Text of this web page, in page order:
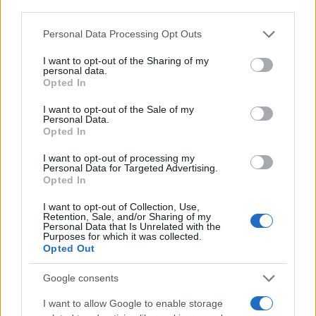
Please note that this website/app uses one or more Google
not limited to your visit or usage behaviour. You may click to
grant or deny consent to Google and its third-party tags to
use your data for below specified purposes in below Google
consent section.
Personal Data Processing Opt Outs
I want to opt-out of the Sharing of my
personal data.
Opted In
I want to opt-out of the Sale of my
Personal Data.
Opted In
I want to opt-out of processing my
Personal Data for Targeted Advertising.
Opted In
I want to opt-out of Collection, Use,
Retention, Sale, and/or Sharing of my
Personal Data that Is Unrelated with the
Purposes for which it was collected.
Opted Out
Google consents
I want to allow Google to enable storage
Στην πορτοκαλί λίστα η Ελλάδα
Η Ελλάδα παραμένει στην "πορτοκαλί" λίστα
της Μ. Βρετανίας, με τον Σαπς να αναφέρει ότι
πλήρως κατά της covid-19 δεν θα χρειάζεται να
μπαίνουν σε καραντίνα όταν επιστρέφουν από
"πορτοκαλί" χώρες,σύμφωνα με τα σχέδια της
κυβέρνησης που θα εξηγηθούν λεπτομερώς τον
επόμενο μήνα.
https://twitter.com/grantshapps/status/